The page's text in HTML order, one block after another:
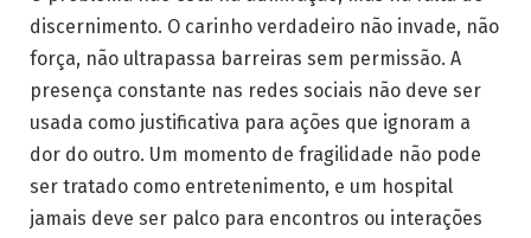
discernimento. O carinho verdadeiro não invade, não
força, não ultrapassa barreiras sem permissão. A
presença constante nas redes sociais não deve ser
usada como justificativa para ações que ignoram a
dor do outro. Um momento de fragilidade não pode
ser tratado como entretenimento, e um hospital
jamais deve ser palco para encontros ou interações